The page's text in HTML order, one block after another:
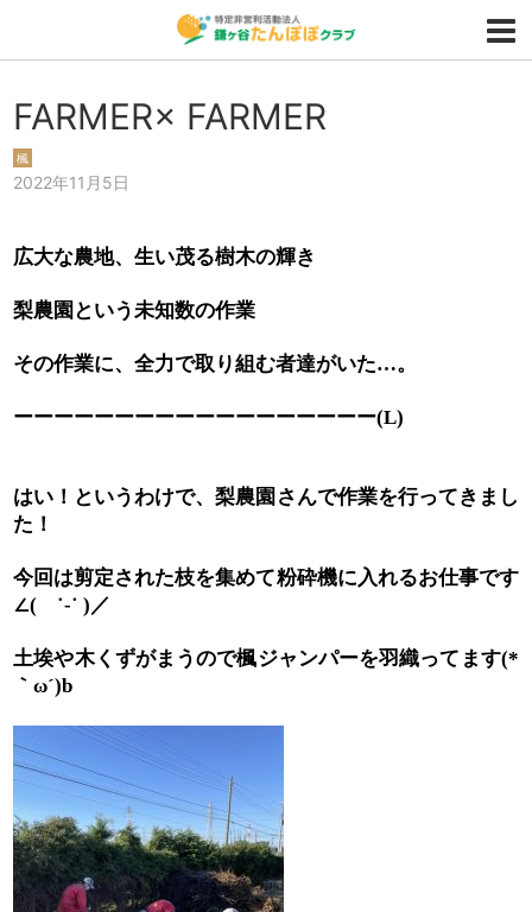
FARMER× FARMER
楓
2022年11月5日
広大な農地、生い茂る樹木の輝き
梨農園という未知数の作業
その作業に、全力で取り組む者達がいた…。
ーーーーーーーーーーーーーーーーーー(L)
はい！というわけで、梨農園さんで作業を行ってきまし
た！
今回は剪定された枝を集めて粉砕機に入れるお仕事です
∠( ˙-˙ )／
土埃や木くずがまうので楓ジャンパーを羽織ってます(*
｀ω´)b